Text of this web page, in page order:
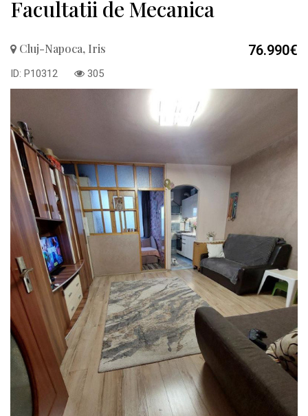
Facultatii de Mecanica
Cluj-Napoca, Iris 76.990€
ID: P10312 305